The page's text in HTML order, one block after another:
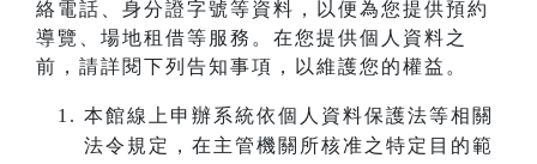
絡電話、身分證字號等資料，以便為您提供預約
導覽、場地租借等服務。在您提供個人資料之
前，請詳閱下列告知事項，以維護您的權益。
本館線上申辦系統依個人資料保護法等相關
法令規定，在主管機關所核准之特定目的範